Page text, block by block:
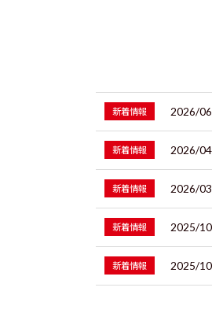
新着情報 2026/
新着情報 2026/
新着情報 2026/
新着情報 2025/
新着情報 2025/